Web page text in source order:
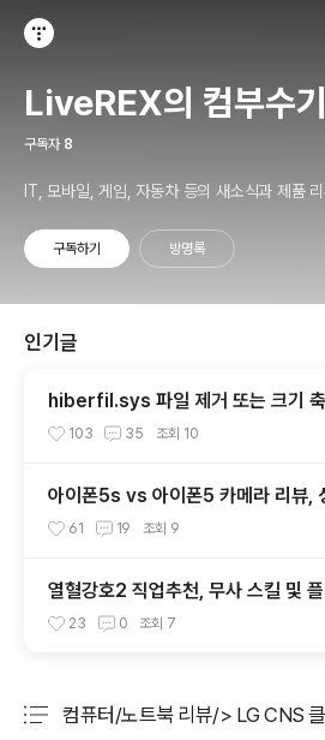
LiveREX의 컴부수기
구독자 8
IT, 모바일, 게임, 자동차 등의 새소식과 제품
구독하기 방명록
인기글
hiberfil.sys 파일 제거 또는 크기 축
103 35 조회 10
아이폰5s vs 아이폰5 카메라 리뷰,
화질 비교 테스트 후기
61 19 조회 9
열혈강호2 직업추천, 무사 스킬 및
략 23 0 조회 7
컴퓨터/노트북 리뷰/> LG CNS